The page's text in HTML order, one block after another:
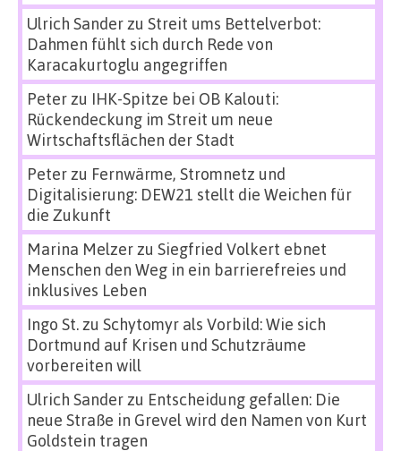
Ulrich Sanderzu Streit ums Bettelverbot:
Dahmen fühlt sich durch Rede von
Karacakurtoglu angegriffen
Peterzu IHK-Spitze bei OB Kalouti:
Rückendeckung im Streit um neue
Wirtschaftsflächen der Stadt
Peterzu Fernwärme, Stromnetz und
Digitalisierung: DEW21 stellt die Weichen für
die Zukunft
Marina Melzerzu Siegfried Volkert ebnet
Menschen den Weg in ein barrierefreies und
inklusives Leben
Ingo St.zu Schytomyr als Vorbild: Wie sich
Dortmund auf Krisen und Schutzräume
vorbereiten will
Ulrich Sanderzu Entscheidung gefallen: Die
neue Straße in Grevel wird den Namen von Kurt
Goldstein tragen